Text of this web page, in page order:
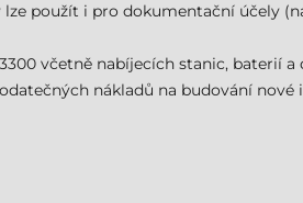
použít i pro dokumentační účely
včetně nabíjecích stanic, baterií
nákladů na budování nové